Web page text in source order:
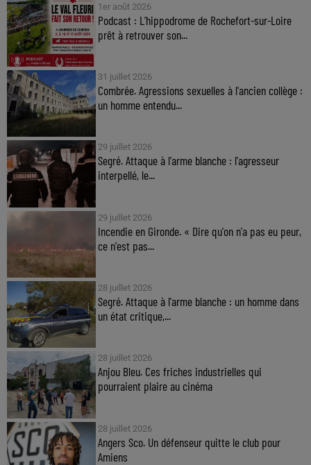
1er août 2026
Podcast : L’hippodrome de Rochefort-sur-Loire
prêt à retrouver son...
31 juillet 2026
Combrée. Agressions sexuelles à l'ancien collège :
un homme entendu...
29 juillet 2026
Segré. Attaque à l'arme blanche : l'agresseur
interpellé, le...
29 juillet 2026
Incendie en Gironde. « Dire qu'on n'a pas eu peur,
ce n'est pas...
28 juillet 2026
Segré. Attaque à l'arme blanche : un homme dans
un état critique,...
28 juillet 2026
Anjou Bleu. Ces friches industrielles qui
pourraient plaire au cinéma
28 juillet 2026
Angers Sco. Un défenseur quitte le club pour
Amiens